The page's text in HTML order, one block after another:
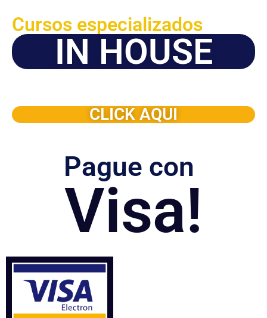
Cursos especializados
IN HOUSE
CLICK AQUI
Pague con
Visa!